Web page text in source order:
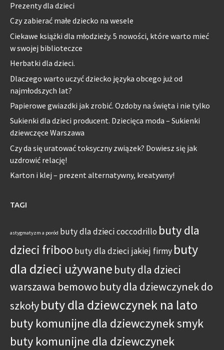
Prezenty dla dzieci
Czy zabierać małe dziecko na wesele
Ciekawe książki dla młodzieży. 5 nowości, które warto mieć
w swojej biblioteczce
Herbatki dla dzieci.
Dlaczego warto uczyć dziecko języka obcego już od
najmłodszych lat?
Papierowe gwiazdki jak zrobić. Ozdoby na święta i nie tylko
Sukienki dla dzieci producent. Dziecięca moda – Sukienki
dziewczęce Warszawa
Czy da się uratować toksyczny związek? Dowiesz się jak
uzdrowić relację!
Karton i klej – prezent alternatywny, kreatywny!
TAGI
astygmatyzm a poród buty dla dzieci coccodrillo buty dla
dzieci friboo buty dla dzieci jakiej firmy buty
dla dzieci używane buty dla dzieci
warszawa bemowo buty dla dziewczynek do
szkołybuty dla dziewczynek na lato
buty komunijne dla dziewczynek smyk
buty komunijne dla dziewczynek